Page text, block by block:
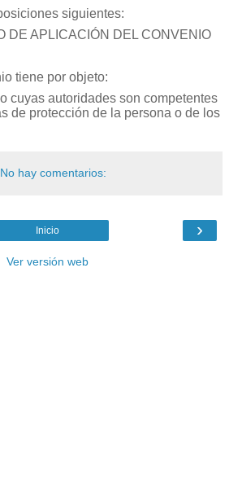
siguientes:
DE APLICACIÓN DEL CONVENIO
tiene por objeto:
cuyas autoridades son competentes
de protección de la persona o de los
No hay comentarios:
›
Inicio
Ver versión web